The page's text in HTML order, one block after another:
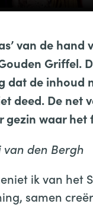
van de
Griffel.
dat de inhoud
deed. De net
gezin waar het
van den Bergh
ik van het
samen